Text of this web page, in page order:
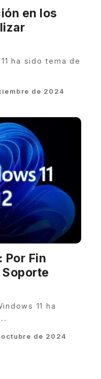
en los
ha sido tema de
de 2024
Por Fin
Soporte
11 ha
octubre de 2024